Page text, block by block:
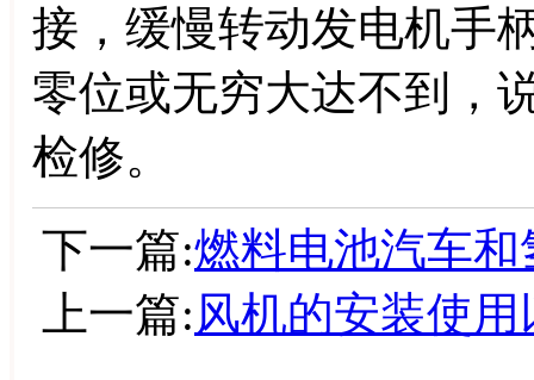
接，缓慢转动发电机手
零位或无穷大达不到，
检修。
下一篇:燃料电池汽车
上一篇:风机的安装使